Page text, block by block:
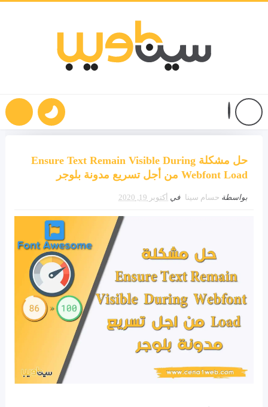
حل مشكلة Ensure Text Remain Visible During
Webfont Load من أجل تسريع مدونة بلوجر
بواسطة حسام سينا في أكتوبر 19, 2020